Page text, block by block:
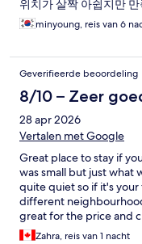
위치가 살짝 아쉽지만
minyoung, reis van 6
Geverifieerde beoordeling
8/10 – Zeer
28 apr 2026
Vertalen met Google
Great place to stay if
was small but just what
quite quiet so if it's
different
great for the price and
accommodating staff!
Zahra, reis van 1 nacht